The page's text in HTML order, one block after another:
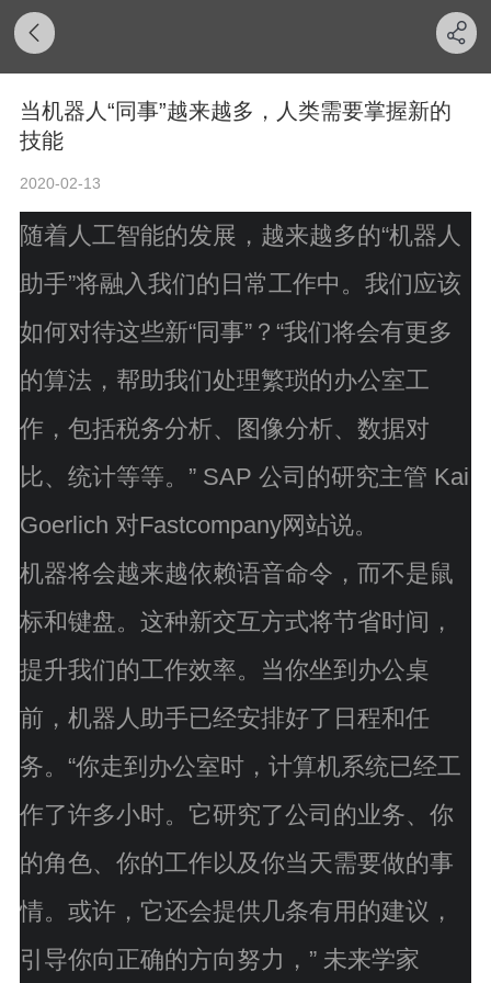
当机器人“同事”越来越多，人类需要掌握新的
技能
2020-02-13
随着人工智能的发展，越来越多的“机器人
助手”将融入我们的日常工作中。我们应该
如何对待这些新“同事”？“我们将会有更多
的算法，帮助我们处理繁琐的办公室工
作，包括税务分析、图像分析、数据对
比、统计等等。” SAP 公司的研究主管 Kai
Goerlich 对Fastcompany网站说。
机器将会越来越依赖语音命令，而不是鼠
标和键盘。这种新交互方式将节省时间，
提升我们的工作效率。当你坐到办公桌
前，机器人助手已经安排好了日程和任
务。“你走到办公室时，计算机系统已经工
作了许多小时。它研究了公司的业务、你
的角色、你的工作以及你当天需要做的事
情。或许，它还会提供几条有用的建议，
引导你向正确的方向努力，” 未来学家